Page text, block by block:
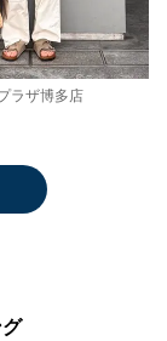
ラザ博多店